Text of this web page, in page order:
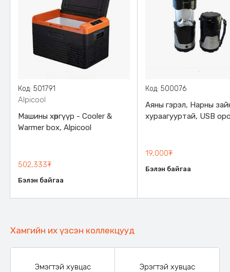
Код: 501791
Alpicool
Машины хөргүүр - Cooler &
Warmer box, Alpicool
502,333₮
Бэлэн байгаа
Код: 500076
Аяны гэрэл, Нарны
хураагууртай, USB
19,000₮
Бэлэн байгаа
Хамгийн их үзсэн коллекцууд
Эмэгтэй хувцас Эрэгтэй хувцас